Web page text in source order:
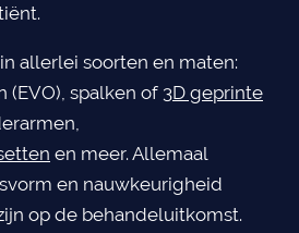
allerlei soorten en maten:
spalken of 3D geprinte
en meer. Allemaal
en nauwkeurigheid
op de behandeluitkomst.